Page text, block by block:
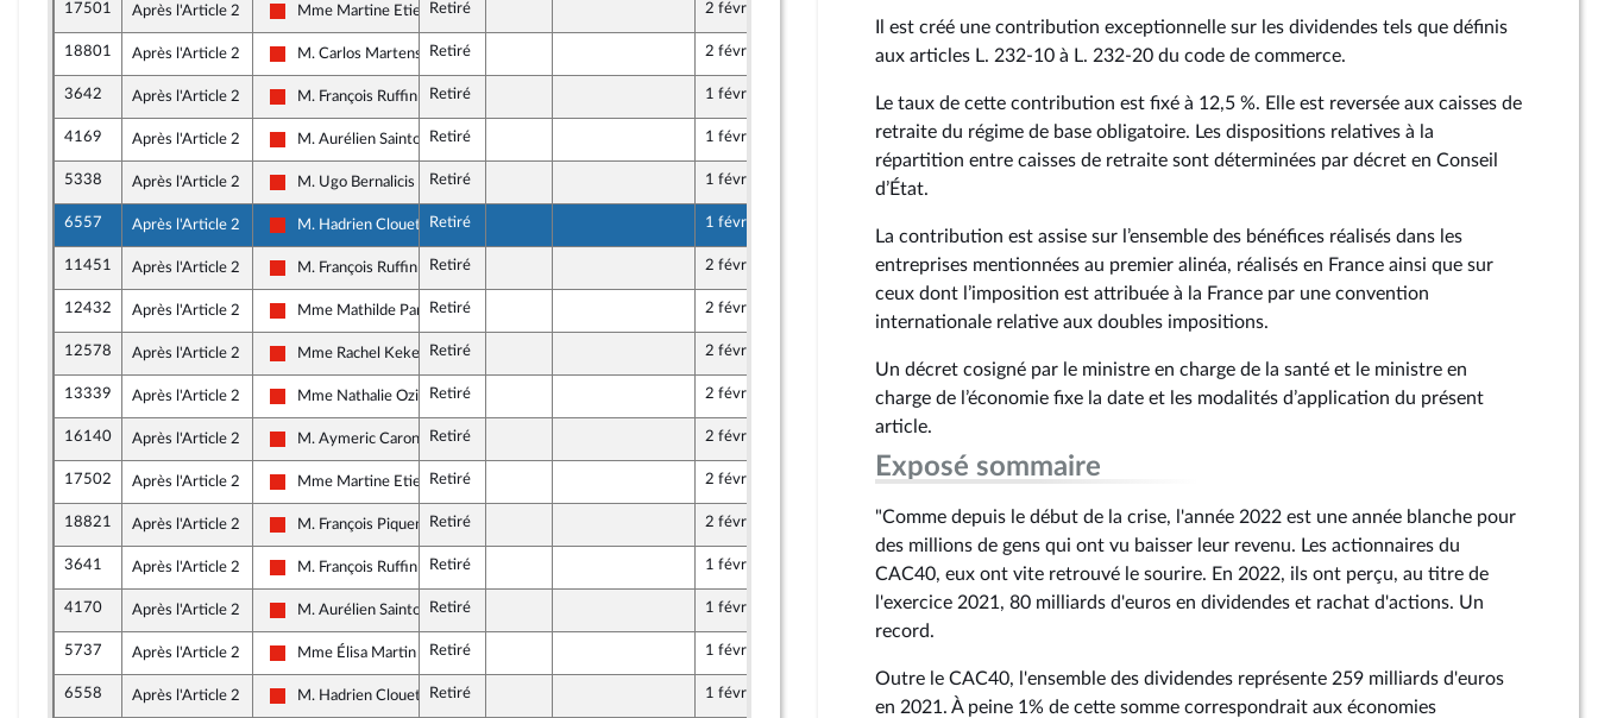
17501 Après l'Article 2
La France insoumise - Nouvelle Union Populaire écologique et sociale
Mme Martine EtienneRetiré 2 février 2023
18801 Après l'Article 2
La France insoumise - Nouvelle Union Populaire écologique et sociale
M. Carlos Martens Bilongo
Retiré 2 février 2023
3642 Après l'Article 2
La France insoumise - Nouvelle Union Populaire écologique et sociale
M. François Ruffin Retiré 1 février 2023
4169 Après l'Article 2
La France insoumise - Nouvelle Union Populaire écologique et sociale
M. Aurélien SaintoulRetiré 1 février 2023
5338 Après l'Article 2
La France insoumise - Nouvelle Union Populaire écologique et sociale
M. Ugo Bernalicis Retiré 1 février 2023
6557 Après l'Article 2
La France insoumise - Nouvelle Union Populaire écologique et sociale
M. Hadrien Clouet Retiré 1 février 2023
11451 Après l'Article 2
La France insoumise - Nouvelle Union Populaire écologique et sociale
M. François Ruffin Retiré 2 février 2023
12432 Après l'Article 2
La France insoumise - Nouvelle Union Populaire écologique et sociale
Mme Mathilde PanotRetiré 2 février 2023
12578 Après l'Article 2
La France insoumise - Nouvelle Union Populaire écologique et sociale
Mme Rachel Keke Retiré 2 février 2023
13339 Après l'Article 2
La France insoumise - Nouvelle Union Populaire écologique et sociale
Mme Nathalie Oziol Retiré 2 février 2023
16140 Après l'Article 2
La France insoumise - Nouvelle Union Populaire écologique et sociale
M. Aymeric Caron Retiré 2 février 2023
17502 Après l'Article 2
La France insoumise - Nouvelle Union Populaire écologique et sociale
Mme Martine EtienneRetiré 2 février 2023
18821 Après l'Article 2
La France insoumise - Nouvelle Union Populaire écologique et sociale
M. François PiquemalRetiré 2 février 2023
3641 Après l'Article 2
La France insoumise - Nouvelle Union Populaire écologique et sociale
M. François Ruffin Retiré 1 février 2023
4170 Après l'Article 2
La France insoumise - Nouvelle Union Populaire écologique et sociale
M. Aurélien SaintoulRetiré 1 février 2023
5737 Après l'Article 2
La France insoumise - Nouvelle Union Populaire écologique et sociale
Mme Élisa Martin Retiré 1 février 2023
6558 Après l'Article 2
La France insoumise - Nouvelle Union Populaire écologique et sociale
M. Hadrien Clouet Retiré 1 février 2023
Il est créé une contribution exceptionnelle sur les dividendes tels que définis
aux articles L. 232‑10 à L. 232‑20 du code de commerce.
Le taux de cette contribution est fixé à 12,5 %. Elle est reversée aux caisses de
retraite du régime de base obligatoire. Les dispositions relatives à la
répartition entre caisses de retraite sont déterminées par décret en Conseil
d’État.
La contribution est assise sur l’ensemble des bénéfices réalisés dans les
entreprises mentionnées au premier alinéa, réalisés en France ainsi que sur
ceux dont l’imposition est attribuée à la France par une convention
internationale relative aux doubles impositions.
Un décret cosigné par le ministre en charge de la santé et le ministre en
charge de l’économie fixe la date et les modalités d’application du présent
article.
Exposé sommaire
"Comme depuis le début de la crise, l'année 2022 est une année blanche pour
des millions de gens qui ont vu baisser leur revenu. Les actionnaires du
CAC40, eux ont vite retrouvé le sourire. En 2022, ils ont perçu, au titre de
l'exercice 2021, 80 milliards d'euros en dividendes et rachat d'actions. Un
record.
Outre le CAC40, l'ensemble des dividendes représente 259 milliards d'euros
en 2021. À peine 1% de cette somme correspondrait aux économies